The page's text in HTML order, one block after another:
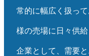
常的に幅広く扱っ
様の売場に日々供
企業として、需要